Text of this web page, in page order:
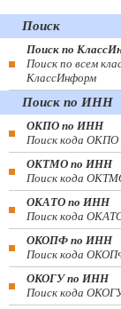
Поиск
Поиск по
Поиск по всем
КлассИнформ
Поиск по ИНН
ОКПО по ИНН
Поиск кода
ОКТМО по ИНН
Поиск кода
ОКАТО по ИНН
Поиск кода
ОКОПФ по ИНН
Поиск кода
ОКОГУ по ИНН
Поиск кода